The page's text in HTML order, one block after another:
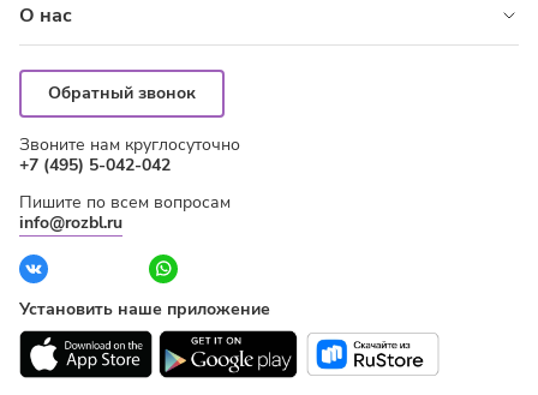
Подарки
Бонусная программа
Как заказать
Оплата
Доставка
Гарантия качества
О нас
Адреса магазинов
Контакты
Вакансии
Блог
Отзывы
Наши витрины
Обратный звонок
Звоните нам круглосуточно
+7 (495) 5-042-042
Пишите по всем вопросам
info@rozbl.ru
Установить наше приложение